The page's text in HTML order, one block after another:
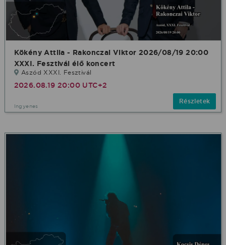
Kökény Attila - Rakonczai Viktor 2026/08/19 20:00
XXXI. Fesztivál élő koncert
Aszód XXXI. Fesztivál
2026.08.19 20:00 UTC+2
Ingyenes
Részletek